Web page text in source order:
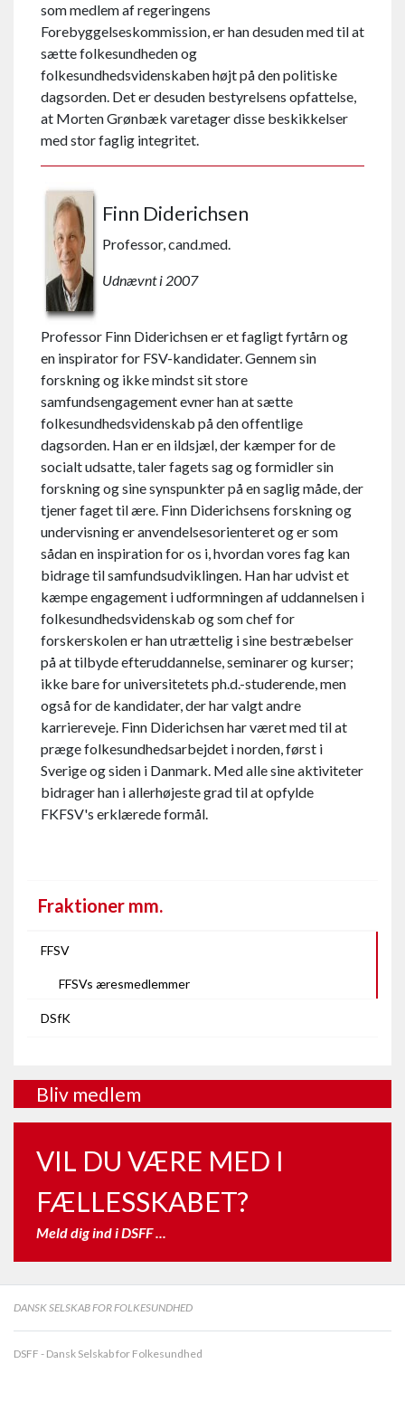
Fraktioner mm.
FFSV
FFSVs æresmedlemmer
DSfK
Bliv medlem
VIL DU VÆRE MED I
FÆLLESSKABET?
Meld dig ind i DSFF ...
som medlem af regeringens
Forebyggelseskommission, er han desuden med til at
sætte folkesundheden og
folkesundhedsvidenskaben højt på den politiske
dagsorden. Det er desuden bestyrelsens opfattelse,
at Morten Grønbæk varetager disse beskikkelser
med stor faglig integritet.
Finn Diderichsen
Professor, cand.med.
Udnævnt i 2007
Professor Finn Diderichsen er et fagligt fyrtårn og
en inspirator for FSV-kandidater. Gennem sin
forskning og ikke mindst sit store
samfundsengagement evner han at sætte
folkesundhedsvidenskab på den offentlige
dagsorden. Han er en ildsjæl, der kæmper for de
socialt udsatte, taler fagets sag og formidler sin
forskning og sine synspunkter på en saglig måde, der
tjener faget til ære. Finn Diderichsens forskning og
undervisning er anvendelsesorienteret og er som
sådan en inspiration for os i, hvordan vores fag kan
bidrage til samfundsudviklingen. Han har udvist et
kæmpe engagement i udformningen af uddannelsen i
folkesundhedsvidenskab og som chef for
forskerskolen er han utrættelig i sine bestræbelser
på at tilbyde efteruddannelse, seminarer og kurser;
ikke bare for universitetets ph.d.-studerende, men
også for de kandidater, der har valgt andre
karriereveje. Finn Diderichsen har været med til at
præge folkesundhedsarbejdet i norden, først i
Sverige og siden i Danmark. Med alle sine aktiviteter
bidrager han i allerhøjeste grad til at opfylde
FKFSV's erklærede formål.
DANSK SELSKAB FOR FOLKESUNDHED
DSFF - Dansk Selskab for Folkesundhed